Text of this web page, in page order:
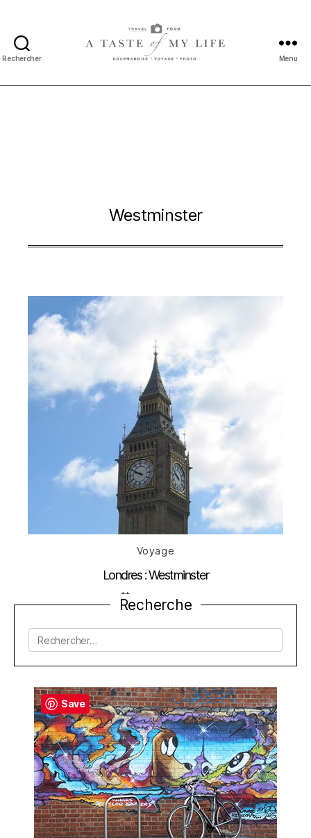
Rechercher
taste
Menu
Westminster
Catégories
Voyage
Londres : Westminster
Date
de
11 février 2010
Recherche
Rechercher :
Save